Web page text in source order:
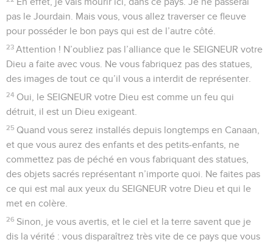
pas le Jourdain. Mais vous, vous allez traverser ce fleuve
pour posséder le bon pays qui est de l’autre côté.
23 Attention ! N’oubliez pas l’alliance que le SEIGNEUR votre
Dieu a faite avec vous. Ne vous fabriquez pas des statues,
des images de tout ce qu’il vous a interdit de représenter.
24 Oui, le SEIGNEUR votre Dieu est comme un feu qui
détruit, il est un Dieu exigeant.
25 Quand vous serez installés depuis longtemps en Canaan,
et que vous aurez des enfants et des petits-enfants, ne
commettez pas de péché en vous fabriquant des statues,
des objets sacrés représentant n’importe quoi. Ne faites pas
ce qui est mal aux yeux du SEIGNEUR votre Dieu et qui le
met en colère.
26 Sinon, je vous avertis, et le ciel et la terre savent que je
dis la vérité : vous disparaîtrez très vite de ce pays que vous